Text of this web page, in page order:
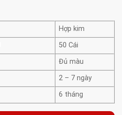
Hợp kim
50 Cái
Đủ màu
2 – 7 ngày
6 tháng